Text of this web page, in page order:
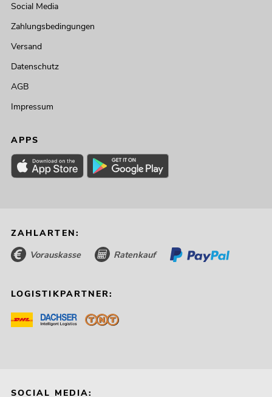
Social Media
Zahlungsbedingungen
Versand
Datenschutz
AGB
Impressum
APPS
ZAHLARTEN:
Vorauskasse Ratenkauf
LOGISTIKPARTNER:
SOCIAL MEDIA: